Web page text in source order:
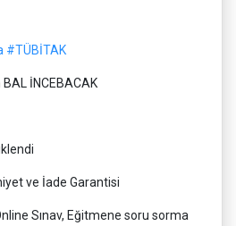
#TÜBİTAK
BAL İNCEBACAK
ve İade Garantisi
Sınav, Eğitmene soru sorma